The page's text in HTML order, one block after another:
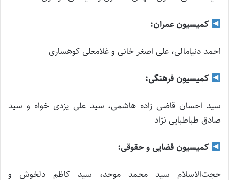
کمیسیون عمران:
احمد دنیامالی، علی اصغر خانی و غلامعلی کوهساری
کمیسیون فرهنگی:
سید احسان قاضی زاده هاشمی، سید علی یزدی خواه و سید
صادق طباطبایی نژاد
کمیسیون قضایی و حقوقی:
حجت‌الاسلام سید محمد موحد، سید کاظم دلخوش و